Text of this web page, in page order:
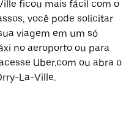
ficou mais fácil com o
você pode solicitar
viagem em um só
no aeroporto ou para
Uber.com ou abra o
La-Ville.